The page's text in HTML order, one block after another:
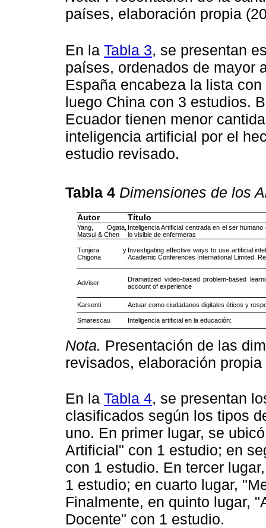
países, elaboración propia
En la Tabla 3, se presentan
países, ordenados de mayor
España encabeza la lista
luego China con 3 estudios.
Ecuador tienen menor
inteligencia artificial por el
estudio revisado.
Tabla 4 Dimensiones de los
Autor Título
Yang, Ogata,
Matsui & Chen
Inteligencia Artificial centrada en el ser
lo visible de enfermeras
Tunjera y
Chigona
Investigating effective ways to use artificial
Academic Conferences International Limited.
Adviser
Dramatized video-based problem-based
account of experience
Karsenti Actuar como ciudadanos digitales éticos y
Smarescau Inteligencia artificial en la educación:
Nota. Presentación de las
revisados, elaboración propia
En la Tabla 4, se presentan
clasificados según los tipos
uno. En primer lugar, se
Artificial" con 1 estudio; en
con 1 estudio. En tercer
1 estudio; en cuarto lugar,
Finalmente, en quinto lugar,
Docente" con 1 estudio.